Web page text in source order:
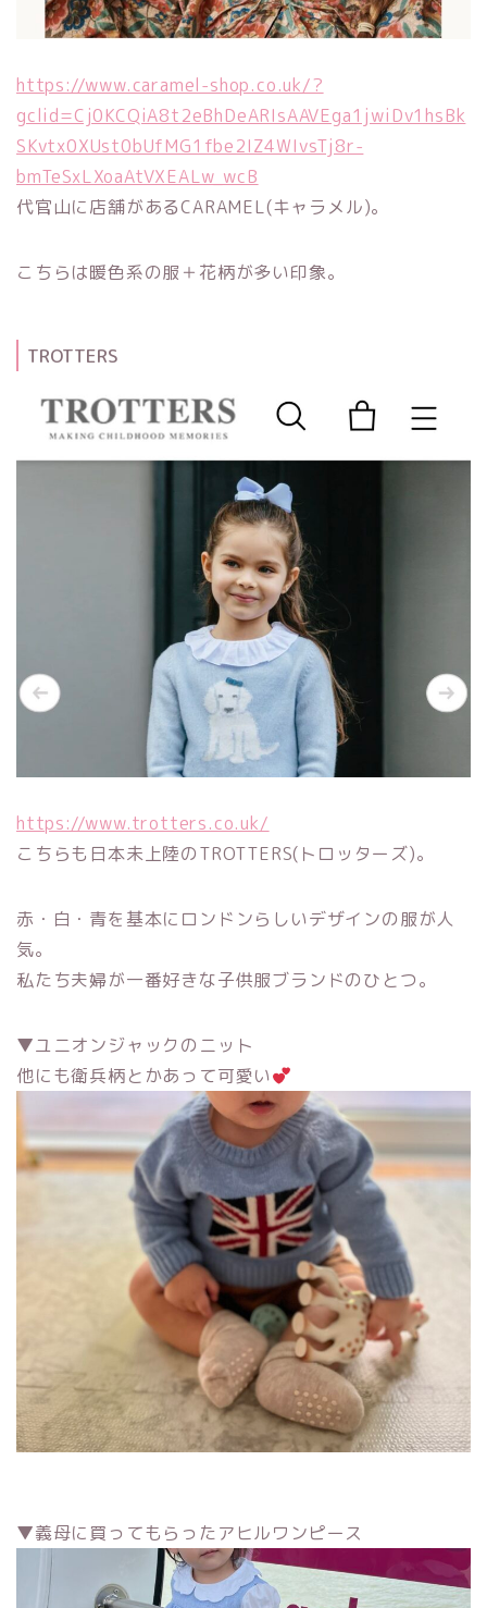
https://www.caramel-shop.co.uk/?
gclid=Cj0KCQiA8t2eBhDeARIsAAVEga1jwiDv1hsBk
SKvtx0XUst0bUfMG1fbe2IZ4WIvsTj8r-
bmTeSxLXoaAtVXEALw_wcB
代官山に店舗があるCARAMEL(キャラメル)。
こちらは暖色系の服＋花柄が多い印象。
TROTTERS
https://www.trotters.co.uk/
こちらも日本未上陸のTROTTERS(トロッターズ)。
赤・白・青を基本にロンドンらしいデザインの服が人
気。
私たち夫婦が一番好きな子供服ブランドのひとつ。
▼ユニオンジャックのニット
他にも衛兵柄とかあって可愛い
▼義母に買ってもらったアヒルワンピース